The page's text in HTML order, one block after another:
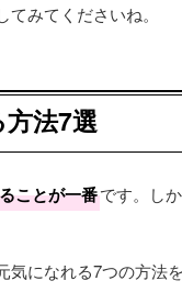
みてくださいね。
法7選
ことが一番です。し
になれる7つの方法